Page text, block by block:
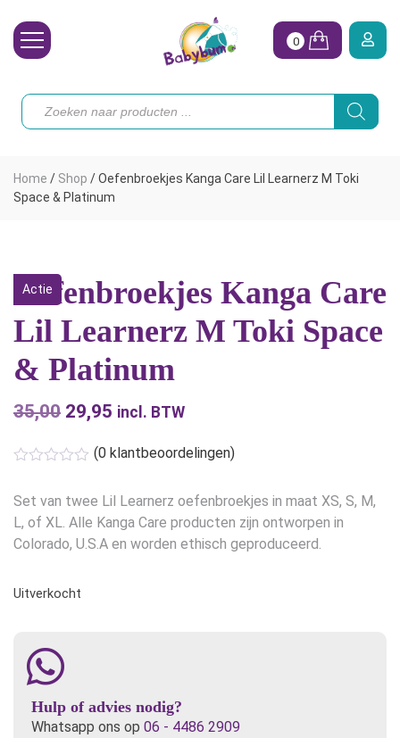
Toebehoren
Vrouw
Onze merken
Hoe begin ik?
0
Producten
zoeken
Home / Shop /Oefenbroekjes Kanga Care Lil Learnerz M Toki
Space & Platinum
Actie
Oefenbroekjes Kanga Care
Lil Learnerz M Toki Space
& Platinum
35,00 Oorspronkelijke
was:
€35,00.
29,95 Huidige
€29,95.
incl. BTW
(0 klantbeoordelingen)
Set van twee Lil Learnerz oefenbroekjes in maat XS, S, M,
L, of XL. Alle Kanga Care producten zijn ontworpen in
Colorado, U.S.A en worden ethisch geproduceerd.
Uitverkocht
Hulp of advies nodig?
Whatsapp ons op 06 - 4486 2909